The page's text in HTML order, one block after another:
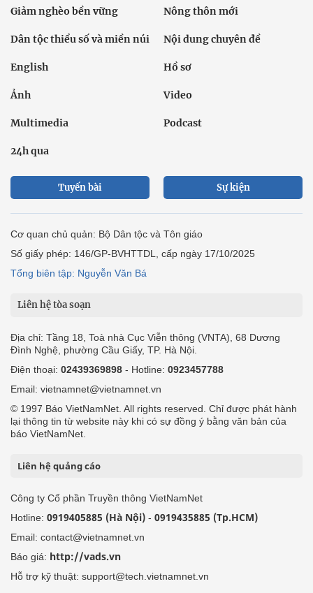
Giảm nghèo bền vững Nông thôn mới
Dân tộc thiểu số và miền núi Nội dung chuyên đề
English Hồ sơ
Ảnh Video
Multimedia Podcast
24h qua
Tuyến bài Sự kiện
Cơ quan chủ quản: Bộ Dân tộc và Tôn giáo
Số giấy phép: 146/GP-BVHTTDL, cấp ngày 17/10/2025
Tổng biên tập: Nguyễn Văn Bá
Liên hệ tòa soạn
Địa chỉ: Tầng 18, Toà nhà Cục Viễn thông (VNTA), 68 Dương
Đình Nghệ, phường Cầu Giấy, TP. Hà Nội.
Điện thoại: 02439369898 - Hotline: 0923457788
Email: vietnamnet@vietnamnet.vn
© 1997 Báo VietNamNet. All rights reserved. Chỉ được phát hành
lại thông tin từ website này khi có sự đồng ý bằng văn bản của
báo VietNamNet.
Liên hệ quảng cáo
Công ty Cổ phần Truyền thông VietNamNet
Hotline: 0919405885 (Hà Nội) - 0919435885 (Tp.HCM)
Email: contact@vietnamnet.vn
Báo giá: http://vads.vn
Hỗ trợ kỹ thuật: support@tech.vietnamnet.vn